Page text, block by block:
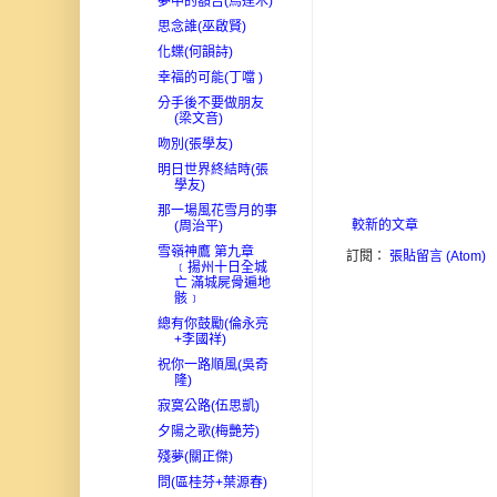
較新的文章
訂閱： 張貼留言 (Atom)
思念誰(巫啟賢)
化蝶(何韻詩)
幸福的可能(丁噹 )
分手後不要做朋友
(梁文音)
吻別(張學友)
明日世界終結時(張
學友)
那一場風花雪月的事
(周治平)
雪嶺神鷹 第九章
﹝揚州十日全城
亡 滿城屍骨遍地
骸﹞
總有你鼓勵(倫永亮
+李國祥)
祝你一路順風(吳奇
隆)
寂寞公路(伍思凱)
夕陽之歌(梅艷芳)
殘夢(關正傑)
問(區桂芬+葉源春)